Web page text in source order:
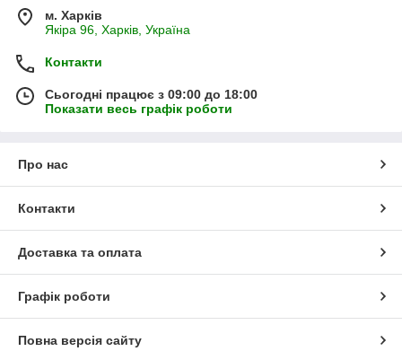
м. Харків
Якіра 96, Харків, Україна
Контакти
Сьогодні працює з 09:00 до 18:00
Показати весь графік роботи
Про нас
Контакти
Доставка та оплата
Графік роботи
Повна версія сайту